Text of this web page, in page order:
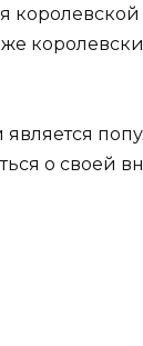
о своей